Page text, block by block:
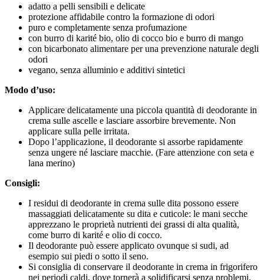
adatto a pelli sensibili e delicate
protezione affidabile contro la formazione di odori
puro e completamente senza profumazione
con burro di karité bio, olio di cocco bio e burro di mango
con bicarbonato alimentare per una prevenzione naturale degli
odori
vegano, senza alluminio e additivi sintetici
Modo d’uso:
Applicare delicatamente una piccola quantità di deodorante in
crema sulle ascelle e lasciare assorbire brevemente. Non
applicare sulla pelle irritata.
Dopo l’applicazione, il deodorante si assorbe rapidamente
senza ungere né lasciare macchie. (Fare attenzione con seta e
lana merino)
Consigli:
I residui di deodorante in crema sulle dita possono essere
massaggiati delicatamente su dita e cuticole: le mani secche
apprezzano le proprietà nutrienti dei grassi di alta qualità,
come burro di karité e olio di cocco.
Il deodorante può essere applicato ovunque si sudi, ad
esempio sui piedi o sotto il seno.
Si consiglia di conservare il deodorante in crema in frigorifero
nei periodi caldi, dove tornerà a solidificarsi senza problemi.